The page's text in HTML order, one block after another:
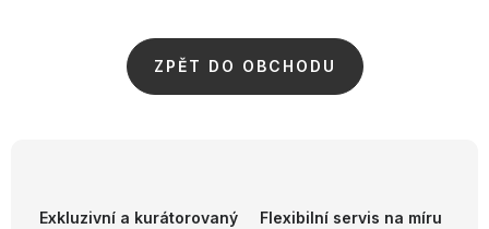
ZPĚT DO OBCHODU
Exkluzivní a kurátorovaný
Flexibilní servis na míru